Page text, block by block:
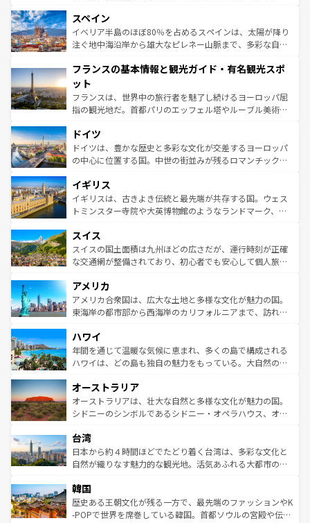
ろん、トスカーナの美しい田園風景やアマルフィ海岸の絶
景など、自然景観も見逃せない。観光の合間には、本場の
ピザやパスタなど、絶品のイタリア料理を堪能することも
ませてくれるイタリアで、忘れられない旅をしてみよう！
なお、新着のイタリア情報は
しい。
スペイン
イベリア半島のほぼ80％を占めるスペインは、太陽が降り
注ぐ地中海沿岸から雄大なピレネー山脈まで、多彩な自然
文化が根付くこの国では、情熱的なフラメンコ、熱気あふ
れる闘牛、そして美味しいタパスが生活の一部となってい
る。首都マドリードの洗練された雰囲気や、バルセロナの
アートに溢れた街角から、地方では古代ローマ遺跡や中世
せる。地方によって風土や気候が異なるスペインはその個
性で訪れる人を魅了する。 なお、新着のスペイン情報は コ
ンテンツ一覧を参照してほしい。
フランスの基本情報と観光ガイド・有名観光スポ
ット
フランスは、世界中の旅行者を魅了し続けるヨーロッパ屈
指の観光地だ。首都パリのエッフェル塔やルーブル美術館
で、幅広い魅力が詰まっている。華麗な宮殿、歴史的な大
聖堂、美しいビーチ、そして豊かな自然が、訪れる者を心
から魅了する。また、フランスは美食の国としても知ら
いる。シャンパンの発祥地であるランス、プロヴァンスの
香り高いラベンダー畑など、多彩な楽しみ方が可能だ。さ
らに、パリ以外の地域にも魅力が溢れており、どの街角に
れる地方に足を運ぶとそれぞれで全く異なる文化を体験で
きるだろう。 なお、新着のフランス情報はコンテンツ一覧
を参照してほしい。
ドイツ
ドイツは、豊かな歴史と多彩な文化が交差するヨーロッパ
の中心に位置する国。中世の街並みが残るロマンチック街
顔を持つこの国は、どこを歩いても飽きることがない。ベ
ルリンの文化的活気、バイエルン州のアルプスの絶景、そ
してライン川沿いのワイン畑といった風景は必見。ビール
は、お酒好きな人にはぜひ体験してほしい。 なお、新着の
ドイツ情報はコンテンツ一覧を参照してほしい。
イギリス
イギリスは、古きよき伝統と最先端が共存する国。ウェス
トミンスター寺院や大英博物館のようなランドマーク、歴
リアごとに異なる魅力がある。また、優雅なアフタヌーン
ティー、ビール好きにはたまらない英国パブ、サッカー観
戦など、本場だからこそできる体験も豊富。イギリスを旅
ンツ一覧を参照してほしい。
スイス
スイスの国土面積は九州ほどの広さだが、運行時刻が正確
な交通網が整備されており、初心者でも安心して個人旅行
の建物がそのまま残る町や、スイスならではのユニークな
博物館もあり、アルプス観光だけでなく町歩きも満喫する
ことができる。国民の所得が高いため物価も高いが、旅行
ば市内交通費無料で観光を楽しむこともできる。 なお、新
着のスイス情報はコンテンツ一覧 を参照してほしい。
アメリカ
アメリカ合衆国は、広大な土地と多様な文化が魅力の国。
東海岸の都市部から西海岸のカリフォルニアまで、訪れる
のような巨大都市は、観光、ショッピング、エンターテイ
ンメントが詰まった刺激的なスポットだ。一方、アメリカ
西部には大自然が広がり、グランドキャニオンやイエロー
部のニューオーリンズでは、音楽と美食が融合した独特の
文化が魅力。旅行者はアメリカの各地域で異なる魅力を楽
しみながら、その多様性と豊かな歴史を感じることができ
ならではの贅沢な旅のスタイルだ。 なお、新着のアメリカ
情報はコンテンツ一覧を参照してほしい。
ハワイ
年間を通じて温暖な気候に恵まれ、多くの島で構成される
ハワイは、どの島も独自の魅力をもっている。大自然の神
ワイ島は見逃せない。また、定番の観光地といえばオアフ
島だが、静かな自然を求めるならマウイ島やカウアイ島が
おすすめ。エメラルドグリーンに輝く海をはじめ、豊かな
れるおもてなしの心で訪れる人々を迎えてくれるハワイの
人々、おいしいローカルフードやハワイアンミュージッ
ク、伝統的なフラダンスなど、すべてがハワイの魅力を彩
ワイを、存分に味わってほしい。 なお、新着のハワイ情報
はコンテンツ一覧を参照してほしい。
オーストラリア
オーストラリアは、壮大な自然と多様な文化が魅力の国。
シドニーのシンボルであるシドニー・オペラハウス、オー
リアリーフや大陸中央部にそびえるウルル（エアーズロッ
ク）、タスマニアの美しい原生林やケアンズの熱帯雨林な
ど、見どころがたくさん。また、カフェやワイン、オージ
いる。アクティビティも充実しており、サーフィンやダイ
ビング、ハイキングなど、アウトドア好きにはたまらな
い。オーストラリアの多彩な魅力を存分に味わいつくそ
台湾
日本から約４時間ほどでたどり着く台湾は、多彩な文化と
自然が織りなす魅力的な観光地。活気あふれる大都市の台
ン）、静ひつな山岳地帯である台湾東部など、都市の喧騒
と山間の静けさが共存しており、訪れる人に新しい発見と
驚きをもたらしてくれる。また、奥深い台湾の食文化も魅
韓国
歴史ある王朝文化が残る一方で、最先端のファッションやK
-POPで世界を席巻している韓国。首都ソウルの宮殿や伝統